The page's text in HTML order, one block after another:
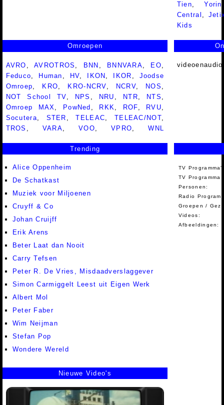
Tien,Yorin
Central ,
Kids
Omroepen
AVRO ,AVROTROS BNN BNNVARA EO
Feduco
Human HV IKON IKOR
Joodse
Omroep
KRO KRO-NCRV NCRV NOS
NOT School TV
NPS NRU NTR NTS
Omroep MAX
PowNed RKK ROF RVU
Socutera
STER ,TELEAC TELEAC/NOT
TROS
VARA ,VOO ,VPRO ,WNL
Trending
Alice Oppenheim
De Schatkast
Muziek voor Miljoenen
Cruyff & Co
Johan Cruijff
Erik Arens
Beter Laat dan Nooit
Carry Tefsen
Peter R. De Vries, Misdaadverslaggever
Simon Carmiggelt Leest uit Eigen Werk
Albert Mol
Peter Faber
Wim Neijman
Stefan Pop
Wondere Wereld
TV
TV Programma
Personen:
Radio
Groepen /
Videos:
Afbeeldingen:
Nieuwe Video's